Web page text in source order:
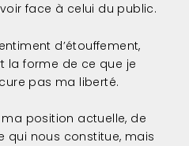
face à celui du public.
d’étouffement,
la forme de ce que je
pas ma liberté.
position actuelle, de
qui nous constitue, mais